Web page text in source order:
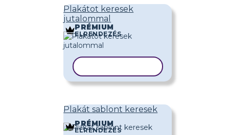
Plakátot keresek
jutalommal
PRÉMIUM
ELRENDEZÉS
Plakát sablont keresek
PRÉMIUM
ELRENDEZÉS